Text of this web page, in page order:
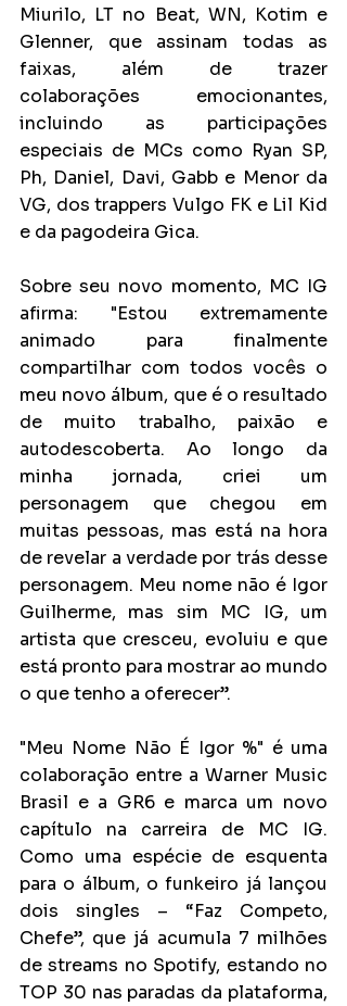
Miurilo, LT no Beat, WN, Kotim e
Glenner, que assinam todas as
faixas, além de trazer
colaborações emocionantes,
incluindo as participações
especiais de MCs como Ryan SP,
Ph, Daniel, Davi, Gabb e Menor da
VG, dos trappers Vulgo FK e Lil Kid
e da pagodeira Gica.
Sobre seu novo momento, MC IG
afirma: "Estou extremamente
animado para finalmente
compartilhar com todos vocês o
meu novo álbum, que é o resultado
de muito trabalho, paixão e
autodescoberta. Ao longo da
minha jornada, criei um
personagem que chegou em
muitas pessoas, mas está na hora
de revelar a verdade por trás desse
personagem. Meu nome não é Igor
Guilherme, mas sim MC IG, um
artista que cresceu, evoluiu e que
está pronto para mostrar ao mundo
o que tenho a oferecer”.
"Meu Nome Não É Igor %" é uma
colaboração entre a Warner Music
Brasil e a GR6 e marca um novo
capítulo na carreira de MC IG.
Como uma espécie de esquenta
para o álbum, o funkeiro já lançou
dois singles – “Faz Competo,
Chefe”, que já acumula 7 milhões
de streams no Spotify, estando no
TOP 30 nas paradas da plataforma,